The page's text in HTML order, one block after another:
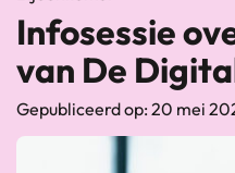
Infosessie
van De
Gepubliceerd op: 20 mei